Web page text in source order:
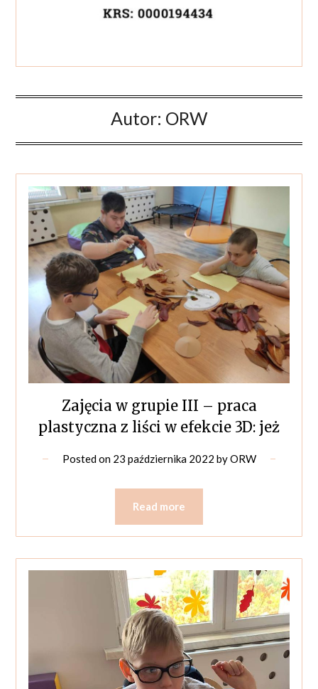
Autor: ORW
Zajęcia w grupie III – praca
plastyczna z liści w efekcie 3D: jeż
Posted on 23 października 2022 byORW
Read more